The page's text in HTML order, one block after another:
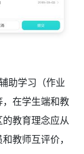
助学习（作业
在学生端和教
教育理念应从
教师互评价，